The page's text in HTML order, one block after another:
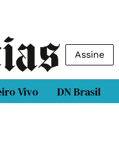
Assine
Vivo DN Brasil